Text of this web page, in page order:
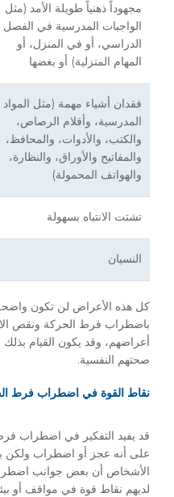
مجهوداً ذهنياً طويلة الأمد (مثل
الواجبات المدرسية في الفصل
الدراسي، أو في المنزل، أو
المهام المنزلية) أو بغضها
فقدان أشياء مهمة (مثل المواد
المدرسية، وأقلام الرصاص،
والكتب، والأدوات، والمحافظ،
والمفاتيح والأوراق، والنظارة،
والهواتف المحمولة)
تشتت الانتباه بسهولة
النسيان
كل هذه الأعراض لن تكون
باضطراب فرط الحركة ونقص
أعراضهم، وقد يكون القيام بذلك
صحتهم النفسية.
نقاط القوة في اضطراب فرط
قد يفيد التفكير في اضطراب
على أنه عجز أو اضطراب ولكن
الأشخاص أن بعض جوانب
لديهم نقاط قوة في مواقف أو